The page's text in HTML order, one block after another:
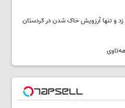
و تنها آرزویش خاک شدن در کردستان